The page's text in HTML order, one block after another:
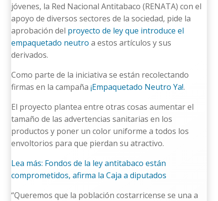
jóvenes, la Red Nacional Antitabaco (RENATA) con el
apoyo de diversos sectores de la sociedad, pide la
aprobación del proyecto de ley que introduce el
empaquetado neutro a estos artículos y sus
derivados.
Como parte de la iniciativa se están recolectando
firmas en la campaña ¡Empaquetado Neutro Ya!.
El proyecto plantea entre otras cosas aumentar el
tamaño de las advertencias sanitarias en los
productos y poner un color uniforme a todos los
envoltorios para que pierdan su atractivo.
Lea más: Fondos de la ley antitabaco están
comprometidos, afirma la Caja a diputados
“Queremos que la población costarricense se una a